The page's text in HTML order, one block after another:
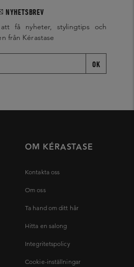
NYHETSBREV
få nyheter, stylingtips och
från Kérastase
OK
OM KÉRASTASE
Kontakta oss
Om oss
Ta hand om ditt hår
Hitta en salong
Integritetspolicy
Cookie-inställningar